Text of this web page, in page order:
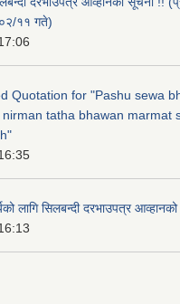
११ गते)
Quotation for "Pashu sewa
tatha bhawan marmat
लागि सिलबन्दी दरभाउपत्र